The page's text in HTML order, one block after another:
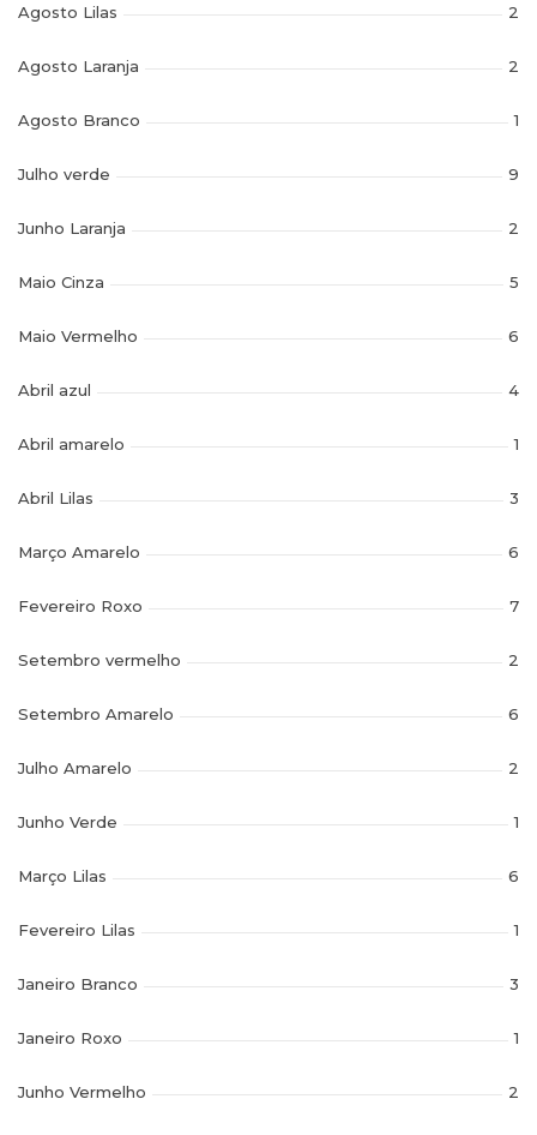
Agosto Lilas 2
Agosto Laranja 2
Agosto Branco 1
Julho verde 9
Junho Laranja 2
Maio Cinza 5
Maio Vermelho 6
Abril azul 4
Abril amarelo 1
Abril Lilas 3
Março Amarelo 6
Fevereiro Roxo 7
Setembro vermelho 2
Setembro Amarelo 6
Julho Amarelo 2
Junho Verde 1
Março Lilas 6
Fevereiro Lilas 1
Janeiro Branco 3
Janeiro Roxo 1
Junho Vermelho 2